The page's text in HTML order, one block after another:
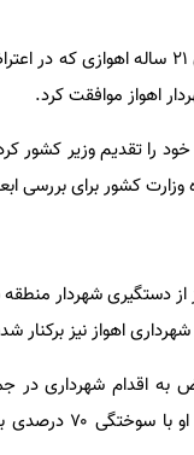
به گزارش فارس، پس از مرگ احمد
اهواز موافقت کرد.
را تقدیم وزیر کشور
کشور برای بررسی
از دستگیری شهردار
اهواز نیز برکنار
به اقدام شهرداری
ساختمان‌های